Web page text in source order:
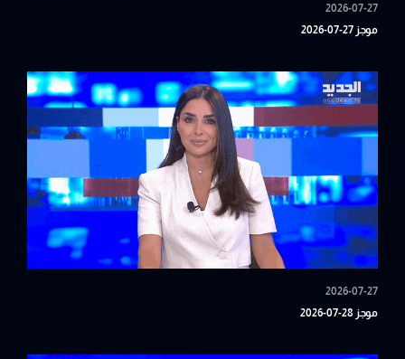
2026-07-27
موجز 27-07-2026
2026-07-27
موجز 28-07-2026